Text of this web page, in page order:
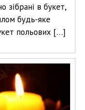
зібрані в букет,
будь-яке
польових […]